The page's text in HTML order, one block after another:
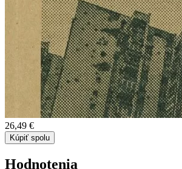
26,49 €
Kúpiť spolu
Hodnotenia